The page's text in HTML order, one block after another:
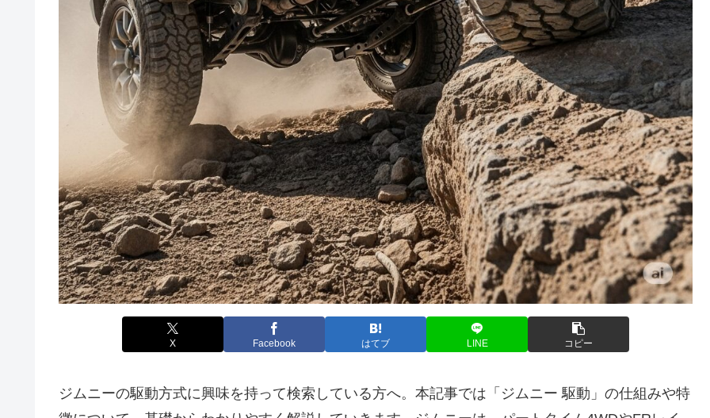
X Facebook はてブ LINE コピー
ジムニーの駆動方式に興味を持って検索している方へ。本記事では「ジムニー 駆動」の仕組みや特